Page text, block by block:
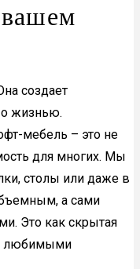
создает
жизнью.
мебель – это не
для многих. Мы
столы или даже в
а сами
Это как скрытая
любимыми